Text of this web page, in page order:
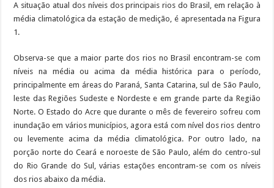
A situação atual dos níveis dos principais rios do Brasil, em relação à
média climatológica da estação de medição, é apresentada na Figura
1.
Observa-se que a maior parte dos rios no Brasil encontram-se com
níveis na média ou acima da média histórica para o período,
principalmente em áreas do Paraná, Santa Catarina, sul de São Paulo,
leste das Regiões Sudeste e Nordeste e em grande parte da Região
Norte. O Estado do Acre que durante o mês de fevereiro sofreu com
inundação em vários municípios, agora está com nível dos rios dentro
ou levemente acima da média climatológica. Por outro lado, na
porção norte do Ceará e noroeste de São Paulo, além do centro-sul
do Rio Grande do Sul, várias estações encontram-se com os níveis
dos rios abaixo da média.